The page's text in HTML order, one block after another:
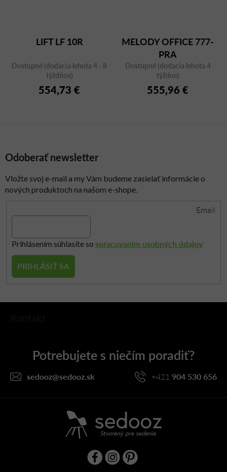
LIFT LF 10R
Dostupné (dodacia lehota 4 - 8
týždňov)
554,73 €
MELODY OFFICE 777-
PRA
Dostupné (dodacia lehota 4
týždne)
555,96 €
Odoberať newsletter
Vložte svoj e-mail a my Vám budeme zasielať informácie o
nových produktoch na našom e-shope.
Email
Prihlásením súhlasíte so spracovaním osobných údajov
PRIHLÁSIŤ SA
Z
sedooz@sedooz.sk +421 904 530 656